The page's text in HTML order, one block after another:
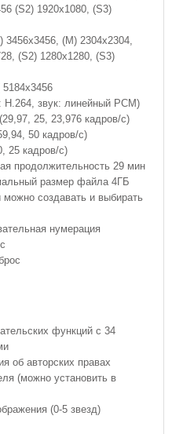
(S2) 1920x1080, (S3)
3456x3456, (M) 2304x2304,
(S2) 1280x1280, (S3)
5184x3456
H.264, звук: линейный PCM)
25, 23,976 кадров/с)
50 кадров/с)
25 кадров/с)
продолжительность 29 мин
размер файла 4ГБ
можно создавать и выбирать
нумерация
функций с 34
об авторских правах
(можно установить в
(0-5 звезд)